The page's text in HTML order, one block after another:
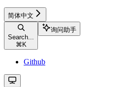
简体中文
Search...
⌘ K
询问助手
Github